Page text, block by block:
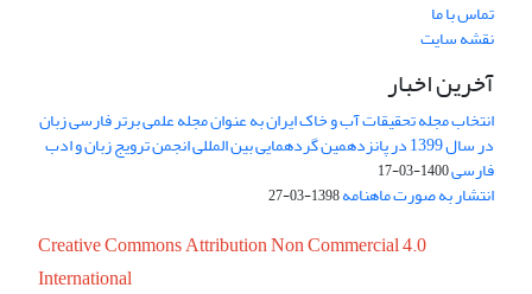
تماس با ما
نقشه سایت
آخرین اخبار
انتخاب مجله تحقیقات آب و خاک ایران به عنوان مجله علمی برتر فارسی زبان
در سال 1399 در پانزدهمین گردهمایی بین المللی انجمن ترویج زبان و ادب
فارسی1400-03-17
انتشار به صورت ماهنامه1398-03-27
Creative Commons Attribution Non Commercial 4.0
International